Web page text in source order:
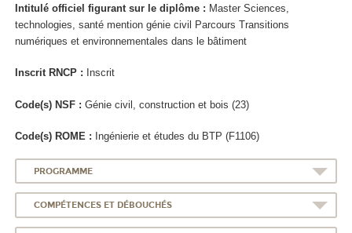
Intitulé officiel figurant sur le diplôme : Master Sciences,
technologies, santé mention génie civil Parcours Transitions
numériques et environnementales dans le bâtiment
Inscrit RNCP : Inscrit
Code(s) NSF : Génie civil, construction et bois (23)
Code(s) ROME : Ingénierie et études du BTP (F1106)
PROGRAMME
COMPÉTENCES ET DÉBOUCHÉS